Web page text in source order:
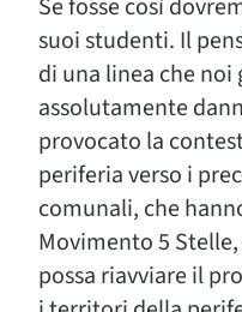
Se fosse così
suoi studenti. Il
di una linea che
assolutamente
provocato la
periferia verso i
comunali, che
Movimento 5
possa riavviare il